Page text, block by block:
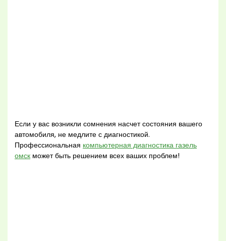
Если у вас возникли сомнения насчет состояния вашего
автомобиля, не медлите с диагностикой.
Профессиональная компьютерная диагностика газель
омск может быть решением всех ваших проблем!